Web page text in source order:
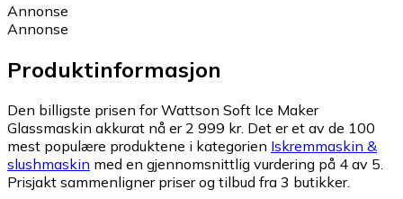
Annonse
Annonse
Produktinformasjon
Den billigste prisen for Wattson Soft Ice Maker
Glassmaskin akkurat nå er 2 999 kr. Det er et av de 100
mest populære produktene i kategorien Iskremmaskin &
slushmaskin med en gjennomsnittlig vurdering på 4 av 5.
Prisjakt sammenligner priser og tilbud fra 3 butikker.